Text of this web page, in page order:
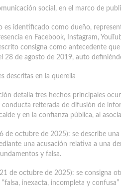
social, en el marco de
es identificado como dueño,
en Facebook, Instagram,
consigna como antecedente
28 de agosto de 2019, auto
descritas en la querella
detalla tres hechos principales
conducta reiterada de difusión de
y en la confianza pública, al
de octubre de 2025): se describe
una acusación relativa a una
y falsa.
de octubre de 2025): se consigna
inexacta, incompleta y